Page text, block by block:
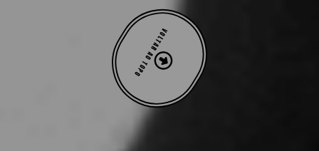
VOLTAR AO TOPO